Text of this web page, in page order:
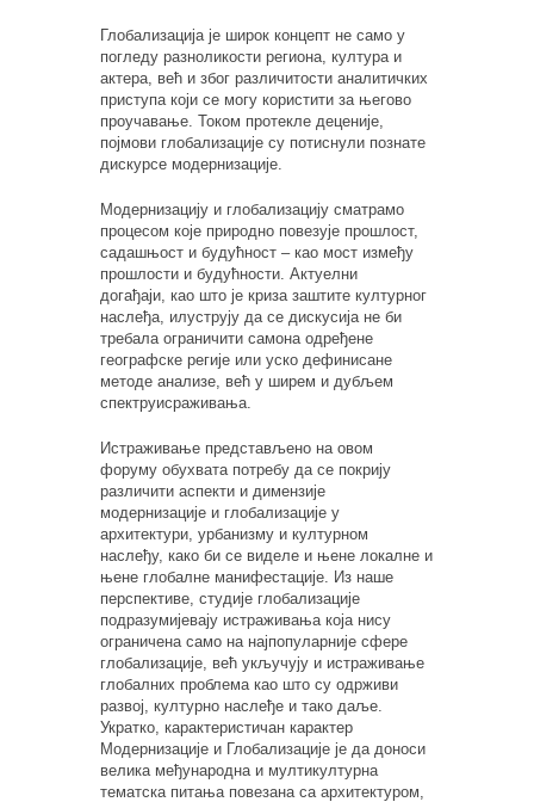
Глобализација је широк концепт не само у
погледу разноликости региона, култура и
актера, већ и због различитости аналитичких
приступа који се могу користити за његово
проучавање. Током протекле деценије,
појмови глобализације су потиснули познате
дискурсе модернизације.
Модернизацију и глобализацију сматрамо
процесом које природно повезује прошлост,
садашњост и будућност – као мост између
прошлости и будућности. Актуелни
догађаји као што је криза заштите културног
наслеђа илуструју да се дискусија не би
требала ограничити самона одређене
географске регије или уско дефинисане
методе анализе, већ у ширем и дубљем
спектруисраживања.
Истраживање представљено на овом
форуму обухвата потребу да се покрију
различити аспекти и димензије
модернизације и глобализације у
архитектури, урбанизму и културном
наслеђу, како би се виделе и њене локалне и
њене глобалне манифестације. Из наше
перспективе, студије глобализације
подразумијевају истраживања која нису
ограничена само на најпопуларније сфере
глобализације, већ укључују и истраживање
глобалних проблема као што су одрживи
развој, културно наслеђе и тако даље.
Укратко, карактеристичан карактер
Модернизације и Глобализације је да доноси
велика међународна и мултикултурна
тематска питања повезана са архитектуром,